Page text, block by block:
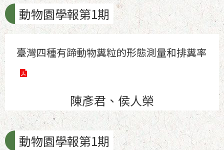
動物園學報第1期
臺灣四種有蹄動物糞粒的形態測量和排糞率
陳彥君、侯人榮
動物園學報第1期